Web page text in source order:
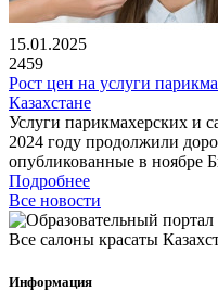
15.01.2025
2459
Рост цен на услуги
Казахстане
Услуги парикмахерских и
2024 году продолжили
опубликованные в ноябре
Подробнее
Все новости
Все салоны красаты
Информация